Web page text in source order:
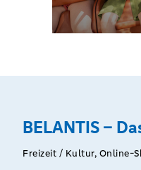
BELANTIS –
Freizeit / Kultur, Online-